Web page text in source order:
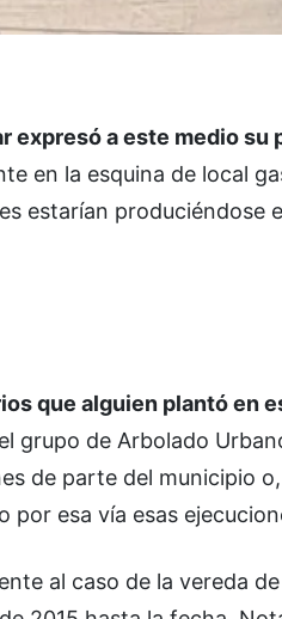
expresó a este medio su
en la esquina de local
estarían produciéndose
que alguien plantó en
grupo de Arbolado
de parte del municipio
por esa vía esas
al caso de la vereda